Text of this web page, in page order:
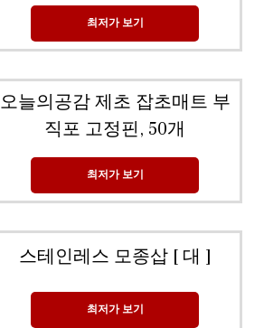
최저가 보기
오늘의공감 제초 잡초매트 부
직포 고정핀, 50개
최저가 보기
스테인레스 모종삽 [ 대 ]
최저가 보기